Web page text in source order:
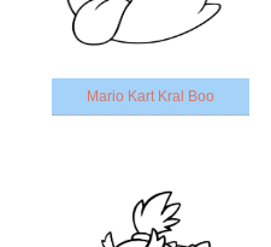
Mario Kart Kral Boo